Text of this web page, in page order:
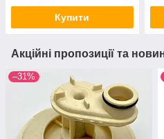
сальники
Купити
Акційні пропозиції та
–31%